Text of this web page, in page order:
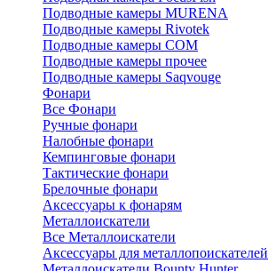
Подводные камеры MURENA
Подводные камеры Rivotek
Подводные камеры СОМ
Подводные камеры прочее
Подводные камеры Saqvouge
Фонари
Все Фонари
Ручные фонари
Налобные фонари
Кемпинговые фонари
Тактические фонари
Брелочные фонари
Аксессуары к фонарям
Металлоискатели
Все Металлоискатели
Аксессуары для металлопоискателей